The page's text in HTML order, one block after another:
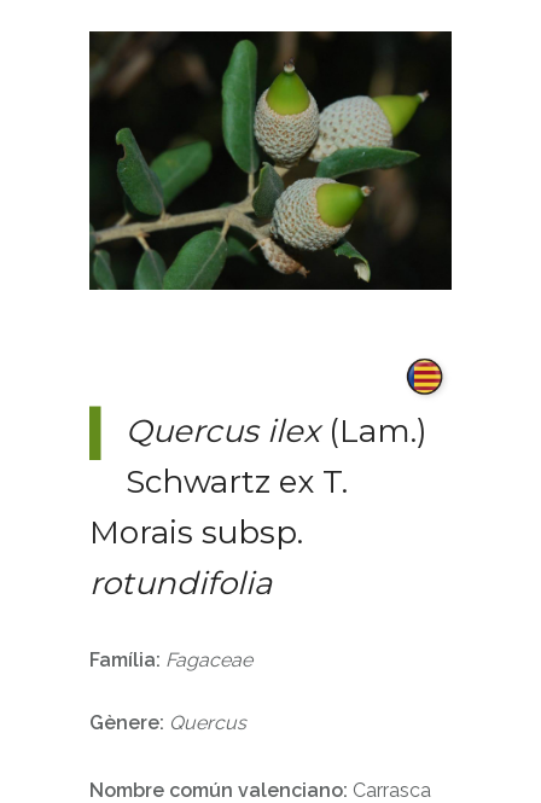
Quercus ilex(Lam.)
Schwartz ex T.
Morais subsp.
rotundifolia
Família: Fagaceae
Gènere: Quercus
Nombre común valenciano: Carrasca